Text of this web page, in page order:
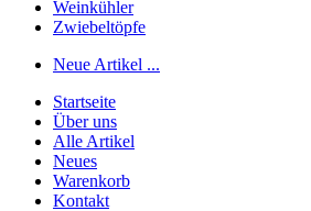
Weinkühler
Zwiebeltöpfe
Neue Artikel ...
Startseite
Über uns
Alle Artikel
Neues
Warenkorb
Kontakt